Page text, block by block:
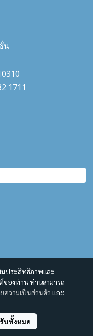
มประสิทธิภาพและ
ของท่าน ท่านสามารถ
ความเป็นส่วนตัว และ
บทั้งหมด
น
1711